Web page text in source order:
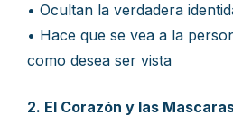
• Ocultan la verdadera
• Hace que se vea a la
como desea ser vista
2. El Corazón y las